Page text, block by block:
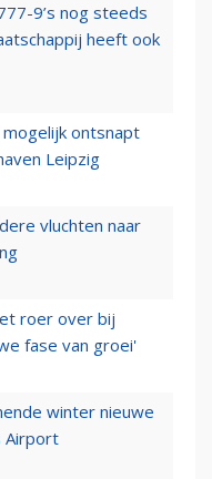
9’s nog steeds
heeft ook
ontsnapt
Leipzig
vluchten naar
roer over bij
fase van groei'
winter nieuwe
Airport